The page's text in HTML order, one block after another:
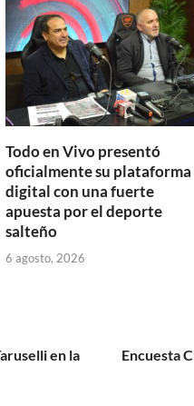
ti
Todo en Vivo presentó
oficialmente su plataforma
digital con una fuerte
apuesta por el deporte
salteño
6 agosto, 2026
en la
Encuesta